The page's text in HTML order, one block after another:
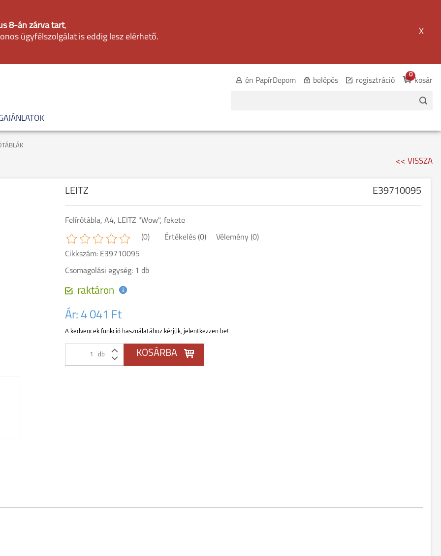
8-án zárva tart,
ügyfélszolgálat is eddig lesz elérhető.
X
én PapírDepom belépés regisztráció kosár
0
<< VISSZA
LEITZ E39710095
Felírótábla, A4, LEITZ "Wow", fekete
(0) Értékelés (0) Vélemény (0)
Cikkszám: E39710095
Csomagolási egység: 1 db
raktáron
Ár: 4 041 Ft
A kedvencek funkció használatához kérjük, jelentkezzen be!
db